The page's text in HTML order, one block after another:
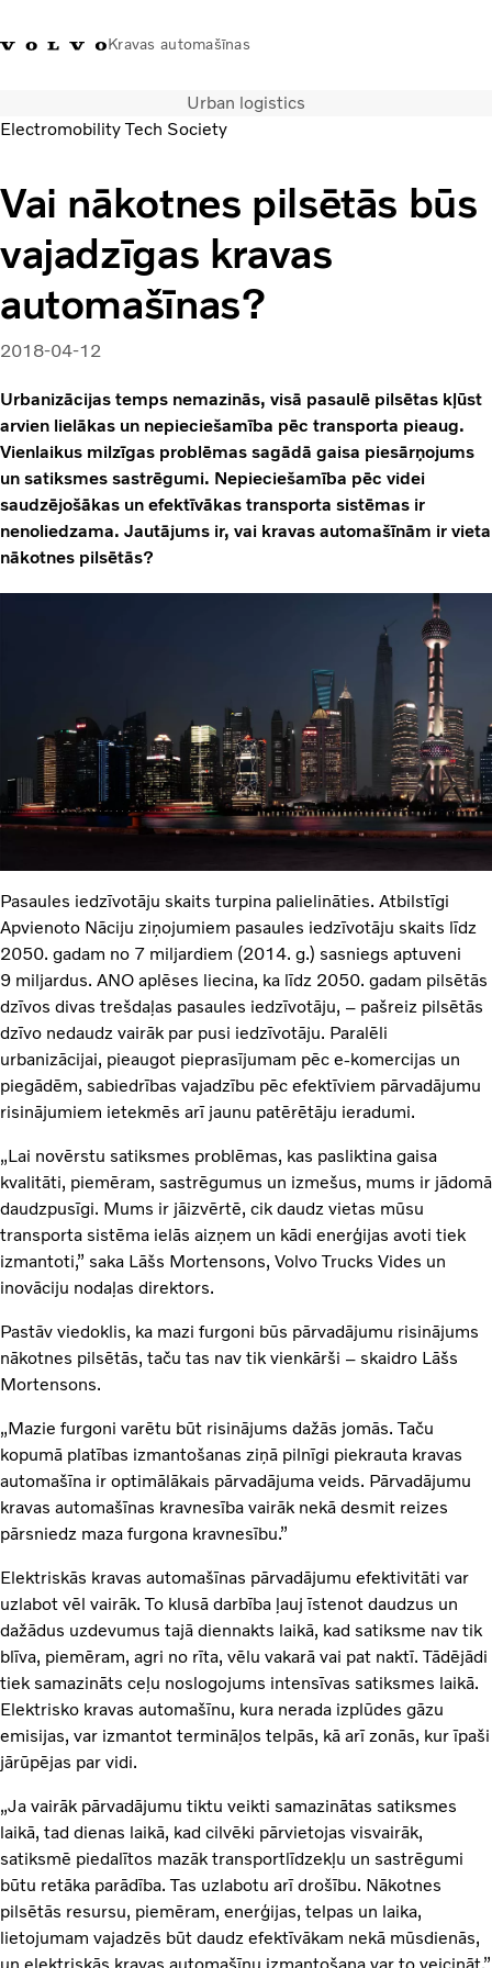
Kravas automašīnas
Volvo Trucks veikalsIenāktLatvija
Transporta risinājumi
Kravas automašīnas
Pakalpojumi
Tuvākās darbnīcas meklēšana
Jaunumi
Par mums
Sazināties ar mums
Urban logistics
Electromobility Tech Society
Vai nākotnes pilsētās būs
vajadzīgas kravas
automašīnas?
2018-04-12
Urbanizācijas temps nemazinās, visā pasaulē pilsētas kļūst
arvien lielākas un nepieciešamība pēc transporta pieaug.
Vienlaikus milzīgas problēmas sagādā gaisa piesārņojums
un satiksmes sastrēgumi. Nepieciešamība pēc videi
saudzējošākas un efektīvākas transporta sistēmas ir
nenoliedzama. Jautājums ir, vai kravas automašīnām ir vieta
nākotnes pilsētās?
Pasaules iedzīvotāju skaits turpina palielināties. Atbilstīgi
Apvienoto Nāciju ziņojumiem pasaules iedzīvotāju skaits līdz
2050. gadam no 7 miljardiem (2014. g.) sasniegs aptuveni
9 miljardus. ANO aplēses liecina, ka līdz 2050. gadam pilsētās
dzīvos divas trešdaļas pasaules iedzīvotāju, – pašreiz pilsētās
dzīvo nedaudz vairāk par pusi iedzīvotāju. Paralēli
urbanizācijai, pieaugot pieprasījumam pēc e-komercijas un
piegādēm, sabiedrības vajadzību pēc efektīviem pārvadājumu
risinājumiem ietekmēs arī jaunu patērētāju ieradumi.
„Lai novērstu satiksmes problēmas, kas pasliktina gaisa
kvalitāti, piemēram, sastrēgumus un izmešus, mums ir jādomā
daudzpusīgi. Mums ir jāizvērtē, cik daudz vietas mūsu
transporta sistēma ielās aizņem un kādi enerģijas avoti tiek
izmantoti,” saka Lāšs Mortensons, Volvo Trucks Vides un
inovāciju nodaļas direktors.
Pastāv viedoklis, ka mazi furgoni būs pārvadājumu risinājums
nākotnes pilsētās, taču tas nav tik vienkārši – skaidro Lāšs
Mortensons.
„Mazie furgoni varētu būt risinājums dažās jomās. Taču
kopumā platības izmantošanas ziņā pilnīgi piekrauta kravas
automašīna ir optimālākais pārvadājuma veids. Pārvadājumu
kravas automašīnas kravnesība vairāk nekā desmit reizes
pārsniedz maza furgona kravnesību.”
Elektriskās kravas automašīnas pārvadājumu efektivitāti var
uzlabot vēl vairāk. To klusā darbība ļauj īstenot daudzus un
dažādus uzdevumus tajā diennakts laikā, kad satiksme nav tik
blīva, piemēram, agri no rīta, vēlu vakarā vai pat naktī. Tādējādi
tiek samazināts ceļu noslogojums intensīvas satiksmes laikā.
Elektrisko kravas automašīnu, kura nerada izplūdes gāzu
emisijas, var izmantot termināļos telpās, kā arī zonās, kur īpaši
jārūpējas par vidi.
„Ja vairāk pārvadājumu tiktu veikti samazinātas satiksmes
laikā, tad dienas laikā, kad cilvēki pārvietojas visvairāk,
satiksmē piedalītos mazāk transportlīdzekļu un sastrēgumi
būtu retāka parādība. Tas uzlabotu arī drošību. Nākotnes
pilsētās resursu, piemēram, enerģijas, telpas un laika,
lietojumam vajadzēs būt daudz efektīvākam nekā mūsdienās,